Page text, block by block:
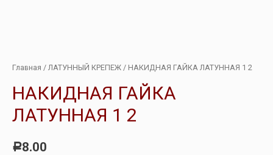
Главная / ЛАТУННЫЙ КРЕПЕЖ / НАКИДНАЯ ГАЙКА ЛАТУННАЯ 1 2
НАКИДНАЯ ГАЙКА
ЛАТУННАЯ 1 2
Р8.00